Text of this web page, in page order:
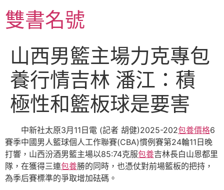
至
主雙書名號
山西男籃主場力克專包
養行情吉林 潘江：積
極性和籃板球是要害
中新社太原3月11日電 (記者 胡健)2025-202包養價格6
賽季中國男人籃球個人工作聯賽(CBA)慣例賽第24輪11日晚
打響，山西汾酒男籃主場以85:74克服包養吉林長白山恩都里
隊，在獲得三連包養勝的同時，也憑仗對前場籃板的把持，
為季后賽標準的爭取增加砝碼。